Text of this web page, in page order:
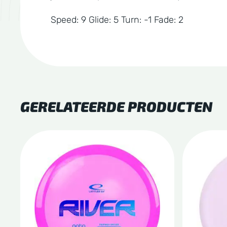
Speed: 9 Glide: 5 Turn: -1 Fade: 2
GERELATEERDE PRODUCTEN
product
heeft
meerdere
variaties.
product
heeft